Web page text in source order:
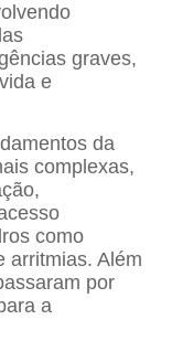
graves,
e
da
complexas,
como
arritmias. Além
por
a